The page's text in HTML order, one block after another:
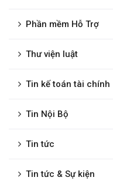
Phần mềm Hỗ Trợ
Thư viện luật
Tin kế toán tài chính
Tin Nội Bộ
Tin tức
Tin tức & Sự kiện